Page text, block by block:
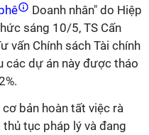
Doanh nhân" do Hiệp
sáng 10/5, TS Cấn
vấn Chính sách Tài chính
các dự án này được tháo
bản hoàn tất việc rà
tục pháp lý và đang